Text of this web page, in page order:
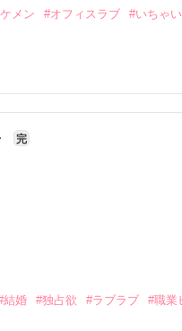
メン #オフィスラブ
#いちゃ
。なんと彼の正体は、とあ
内でも冷徹だと評判な社長
の世話を口実にしばしば呼び
完
結婚 #独占欲 #ラブラブ #職業